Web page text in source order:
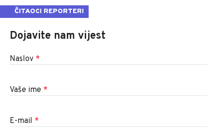
ČITAOCI REPORTERI
Dojavite nam vijest
Naslov *
Vaše ime *
E-mail *